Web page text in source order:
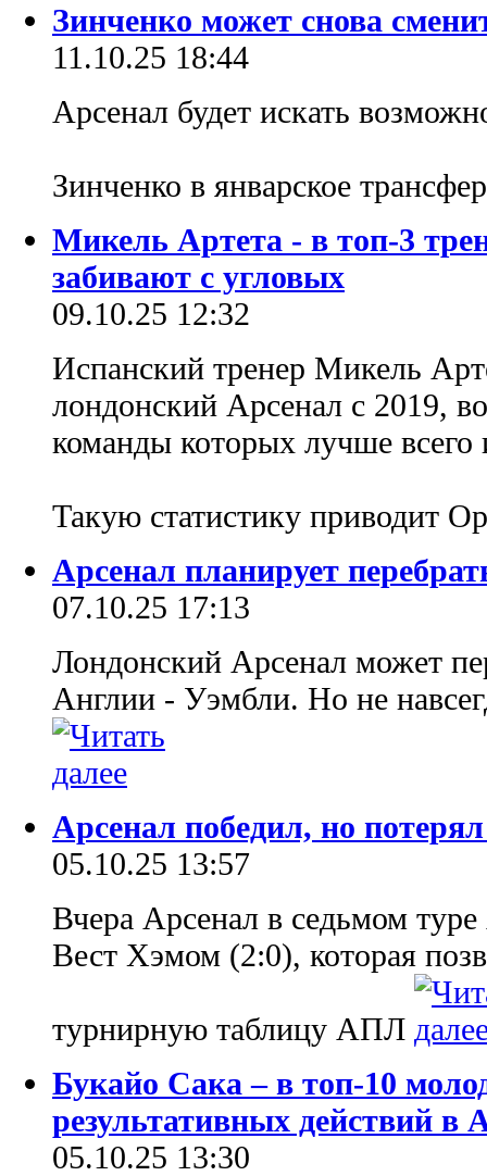
Зинченко может снова
11.10.25 18:44
Арсенал будет искать
Зинченко в январское
Микель Артета - в топ-3
забивают с угловых
09.10.25 12:32
Испанский тренер Микель
лондонский Арсенал с 2019,
команды которых лучше всего
Такую статистику приводит
Арсенал планирует
07.10.25 17:13
Лондонский Арсенал может
Англии - Уэмбли. Но не
Арсенал победил, но
05.10.25 13:57
Вчера Арсенал в седьмом
Вест Хэмом (2:0), которая
турнирную таблицу АПЛ
Букайо Сака – в топ-10
результативных действий в
05.10.25 13:30